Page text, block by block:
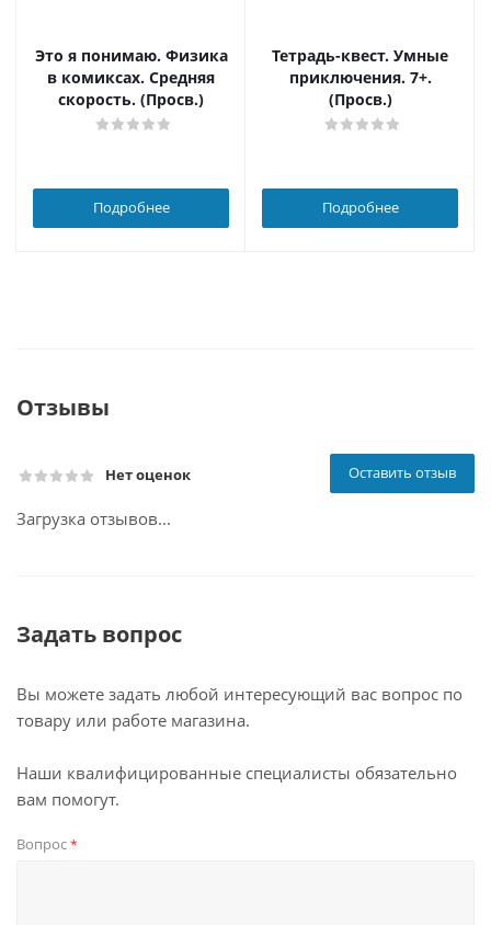
Это я понимаю. Физика
в комиксах. Средняя
скорость. (Просв.)
Подробнее
Тетрадь-квест. Умные
приключения. 7+.
(Просв.)
Подробнее
Отзывы
Нет оценок Оставить отзыв
Загрузка отзывов...
Задать вопрос
Вы можете задать любой интересующий вас вопрос по
товару или работе магазина.
Наши квалифицированные специалисты обязательно
вам помогут.
Вопрос*